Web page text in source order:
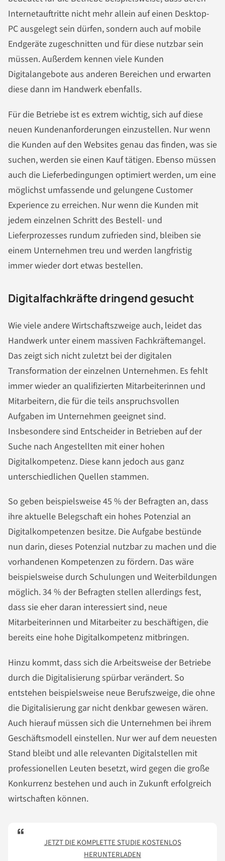
Internetauftritte nicht mehr allein auf einen Desktop-
PC ausgelegt sein dürfen, sondern auch auf mobile
Endgeräte zugeschnitten und für diese nutzbar sein
müssen. Außerdem kennen viele Kunden
Digitalangebote aus anderen Bereichen und erwarten
diese dann im Handwerk ebenfalls.
Für die Betriebe ist es extrem wichtig, sich auf diese
neuen Kundenanforderungen einzustellen. Nur wenn
die Kunden auf den Websites genau das finden, was sie
suchen, werden sie einen Kauf tätigen. Ebenso müssen
auch die Lieferbedingungen optimiert werden, um eine
möglichst umfassende und gelungene Customer
Experience zu erreichen. Nur wenn die Kunden mit
jedem einzelnen Schritt des Bestell- und
Lieferprozesses rundum zufrieden sind, bleiben sie
einem Unternehmen treu und werden langfristig
immer wieder dort etwas bestellen.
Digitalfachkräfte dringend gesucht
Wie viele andere Wirtschaftszweige auch, leidet das
Handwerk unter einem massiven Fachkräftemangel.
Das zeigt sich nicht zuletzt bei der digitalen
Transformation der einzelnen Unternehmen. Es fehlt
immer wieder an qualifizierten Mitarbeiterinnen und
Mitarbeitern, die für die teils anspruchsvollen
Aufgaben im Unternehmen geeignet sind.
Insbesondere sind Entscheider in Betrieben auf der
Suche nach Angestellten mit einer hohen
Digitalkompetenz. Diese kann jedoch aus ganz
unterschiedlichen Quellen stammen.
So geben beispielsweise 45 % der Befragten an, dass
ihre aktuelle Belegschaft ein hohes Potenzial an
Digitalkompetenzen besitze. Die Aufgabe bestünde
nun darin, dieses Potenzial nutzbar zu machen und die
vorhandenen Kompetenzen zu fördern. Das wäre
beispielsweise durch Schulungen und Weiterbildungen
möglich. 34 % der Befragten stellen allerdings fest,
dass sie eher daran interessiert sind, neue
Mitarbeiterinnen und Mitarbeiter zu beschäftigen, die
bereits eine hohe Digitalkompetenz mitbringen.
Hinzu kommt, dass sich die Arbeitsweise der Betriebe
durch die Digitalisierung spürbar verändert. So
entstehen beispielsweise neue Berufszweige, die ohne
die Digitalisierung gar nicht denkbar gewesen wären.
Auch hierauf müssen sich die Unternehmen bei ihrem
Geschäftsmodell einstellen. Nur wer auf dem neuesten
Stand bleibt und alle relevanten Digitalstellen mit
professionellen Leuten besetzt, wird gegen die große
Konkurrenz bestehen und auch in Zukunft erfolgreich
wirtschaften können.
JETZT DIE KOMPLETTE STUDIE KOSTENLOS
HERUNTERLADEN